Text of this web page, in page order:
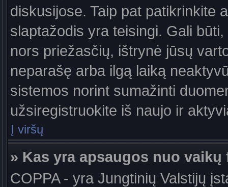
diskusijose. Taip pat patikrinkite
slaptažodis yra teisingi. Gali
nors priežasčių, ištrynė jūsų
neparašę arba ilgą laiką
sistemos norint sumažinti
užsiregistruokite iš naujo ir
Į viršų
» Kas yra apsaugos nuo vaikų
COPPA - yra Jungtinių Valstijų